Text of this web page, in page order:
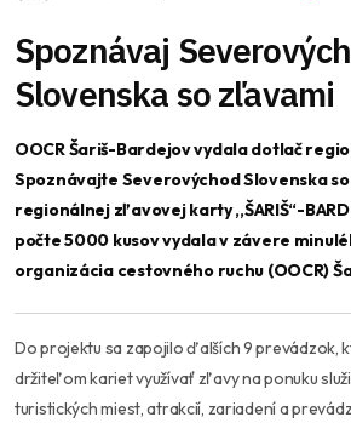
Spoznávaj
Slovenska so zľavami
OOCR Šariš-Bardejov vydala dotlač
Spoznávajte Severovýchod Slovenska
regionálnej zľavovej karty ,,ŠARIŠ“-
počte 5000 kusov vydala v závere
organizácia cestovného ruchu (OOCR)
Do projektu sa zapojilo ďalších 9 prevádzok,
držiteľom kariet využívať zľavy na ponuku
turistických miest, atrakcií, zariadení a